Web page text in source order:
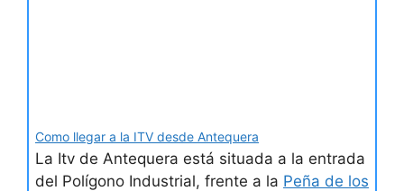
Como llegar a la ITV desde Antequera
La Itv de Antequera está situada a la entrada
del Polígono Industrial, frente a la Peña de los